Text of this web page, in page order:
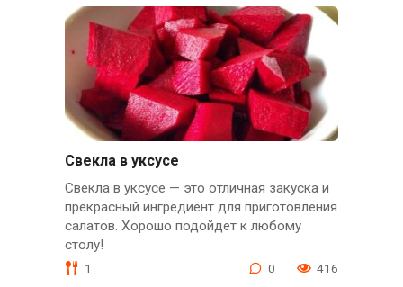
Свекла в уксусе
Свекла в уксусе — это отличная закуска и
прекрасный ингредиент для приготовления
салатов. Хорошо подойдет к любому
столу!
1 0 416